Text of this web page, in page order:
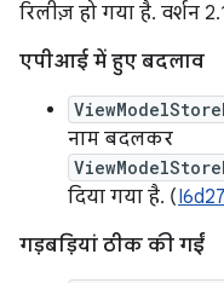
रिलीज़ हो गया है. वर्शन
एपीआई में हुए बदलाव
नाम बदलकर
दिया गया है. (
गड़बड़ियां ठीक की गईं